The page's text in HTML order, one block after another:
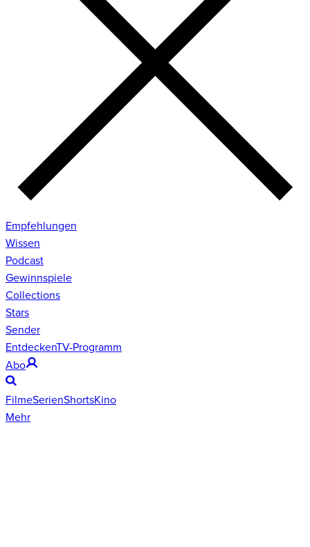
Empfehlungen
Wissen
Podcast
Gewinnspiele
Collections
Stars
Sender
EntdeckenTV-Programm
Abo
FilmeSerienShortsKino
Mehr